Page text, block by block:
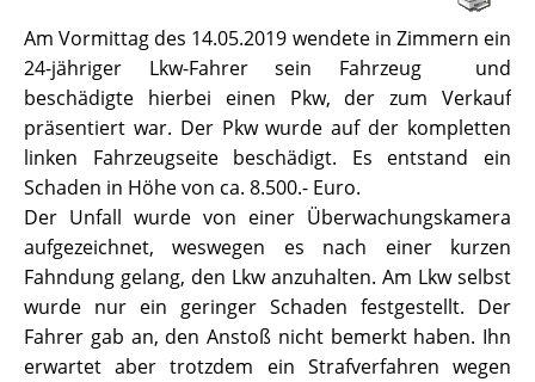
Am Vormittag des 14.05.2019 wendete in Zimmern ein
24-jähriger Lkw-Fahrer sein Fahrzeug und
beschädigte hierbei einen Pkw, der zum Verkauf
präsentiert war. Der Pkw wurde auf der kompletten
linken Fahrzeugseite beschädigt. Es entstand ein
Schaden in Höhe von ca. 8.500.- Euro.
Der Unfall wurde von einer Überwachungskamera
aufgezeichnet, weswegen es nach einer kurzen
Fahndung gelang, den Lkw anzuhalten. Am Lkw selbst
wurde nur ein geringer Schaden festgestellt. Der
Fahrer gab an, den Anstoß nicht bemerkt haben. Ihn
erwartet aber trotzdem ein Strafverfahren wegen